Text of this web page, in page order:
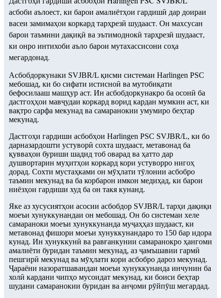
асбоби аълоест, ки барои амалиётҳои гардишӣ дар доираи
васеи замимаҳои коркард тарҳрезӣ шудааст. Он махсусан
барои таъмини дақиқӣ ва эътимоднокӣ тарҳрезӣ шудааст,
ки онро интихоби аъло барои мутахассисони соҳа
мегардонад.
Асбобдоркунаки SVJBR/L қисми системаи Harlingen PSC
мебошад, ки бо сифати истисноӣ ва мутобиқати
бефосилааш машҳур аст. Ин асбобдоркунакро ба осонӣ ба
дастгоҳҳои мавҷудаи коркард ворид кардан мумкин аст, ки
вақтро сарфа мекунад ва самаранокии умумиро беҳтар
мекунад.
Дастгоҳи гардиши асбобҳои Harlingen PSC SVJBR/L, ки бо
дарназардошти устуворӣ сохта шудааст, метавонад ба
қувваҳои буриши шадид тоб оварад ва ҳатто дар
душвортарин муҳитҳои коркард кори устуворро нигоҳ
дорад. Сохти мустаҳками он мӯҳлати тӯлонии асбобро
таъмин мекунад ва ба корбарон имкон медиҳад, ки барои
ниёзҳои гардиши худ ба он такя кунанд.
Яке аз хусусиятҳои асосии асбобдор SVJBR/L тарҳи дақиқи
моеъи хунуккунандаи он мебошад. Он бо системаи хеле
самараноки моеъи хунуккунанда муҷаҳҳаз шудааст, ки
метавонад фишори моеъи хунуккунандаро то 150 бар идора
кунад. Ин хунуккунӣ ва равғанкунии самаранокро ҳангоми
амалиёти буридан таъмин мекунад, аз ҷамъшавии гармӣ
пешгирӣ мекунад ва мӯҳлати кори асбобро дароз мекунад.
Ҷараёни назоратшавандаи моеъи хунуккунанда инчунин ба
холӣ кардани чипҳо мусоидат мекунад, ки боиси беҳтар
шудани самаранокии буридан ва анҷоми рӯйпӯш мегардад.